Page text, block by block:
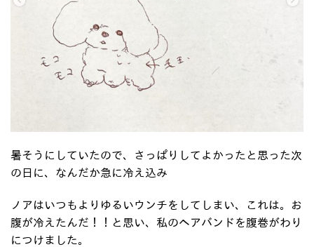
暑そうにしていたので、さっぱりしてよかったと思った次
の日に、なんだか急に冷え込み
ノアはいつもよりゆるいウンチをしてしまい、これは。お
腹が冷えたんだ！！と思い、私のヘアバンドを腹巻がわり
につけました。